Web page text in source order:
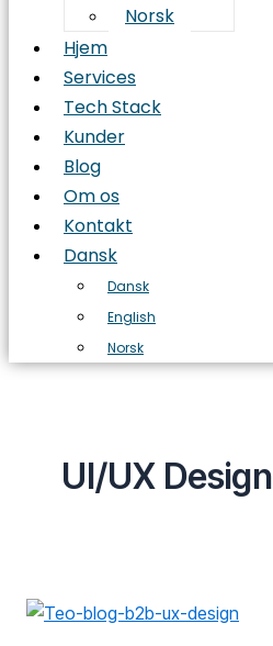
Norsk
Hjem
Services
Tech Stack
Kunder
Blog
Om os
Kontakt
Dansk
Dansk
English
Norsk
UI/UX Design